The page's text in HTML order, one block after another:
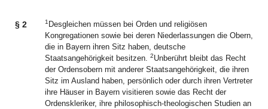
§ 2 1 Desgleichen müssen bei Orden und religiösen
Kongregationen sowie bei deren Niederlassungen die Obern,
die in Bayern ihren Sitz haben, deutsche
Staatsangehörigkeit besitzen. 2Unberührt bleibt das Recht
der Ordensobern mit anderer Staatsangehörigkeit, die ihren
Sitz im Ausland haben, persönlich oder durch ihren Vertreter
ihre Häuser in Bayern visitieren sowie das Recht der
Ordenskleriker, ihre philosophisch-theologischen Studien an